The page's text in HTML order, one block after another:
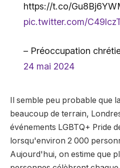
https://t.co/
pic.twitter.com/
– Préoccupation
24 mai 2024
Il semble peu probable que
beaucoup de terrain,
événements LGBTQ+ Pride
lorsqu'environ 2 000
Aujourd'hui, on estime que